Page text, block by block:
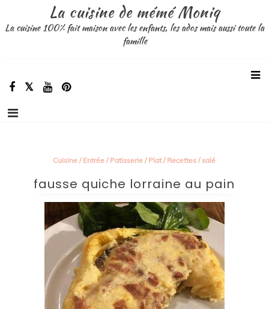
contenu
La cuisine de mémé Moniq
La cuisine 100% fait maison avec les enfants, les ados mais aussi toute la
famille
Cuisine / Entrée / Patisserie / Plat/ Recettes / salé
fausse quiche lorraine au pain